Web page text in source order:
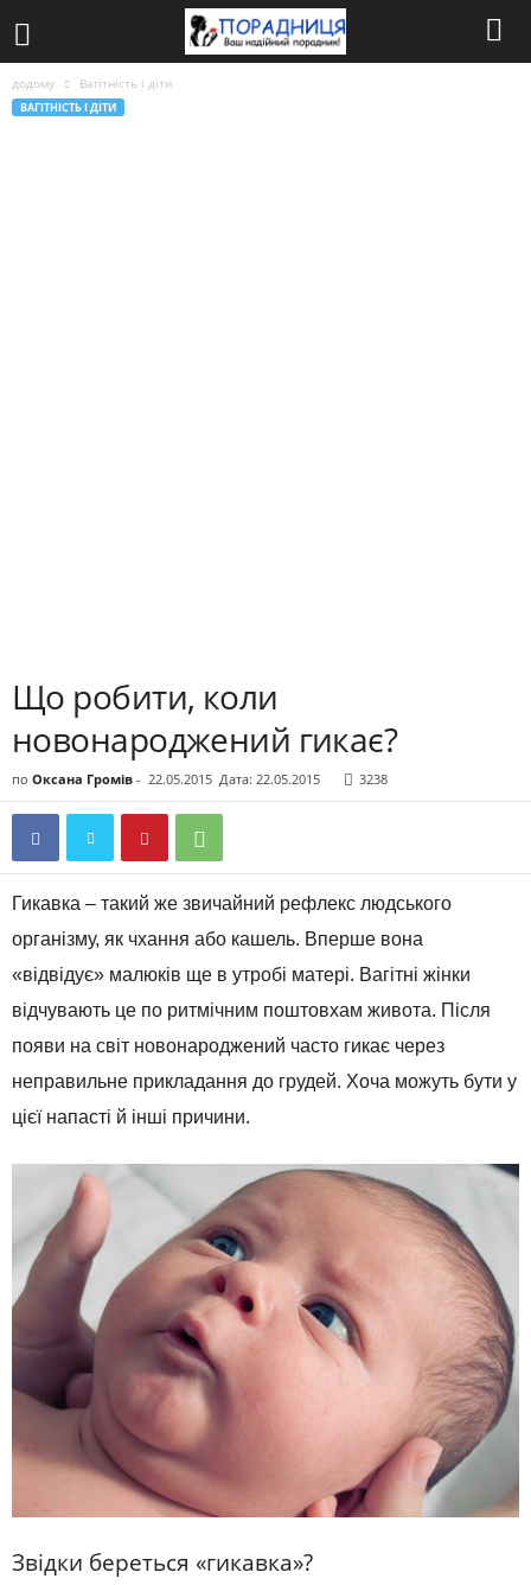
додому Вагітність і діти
ВАГІТНІСТЬ І ДІТИ
Що робити, коли
новонароджений гикає?
по Оксана Громів - 22.05.2015 Дата: 22.05.2015 3238
Гикавка – такий же звичайний рефлекс людського
організму, як чхання або кашель. Вперше вона
«відвідує» малюків ще в утробі матері. Вагітні жінки
відчувають це по ритмічним поштовхам живота. Після
появи на світ новонароджений часто гикає через
неправильне прикладання до грудей. Хоча можуть бути у
цієї напасті й інші причини.
Звідки береться «гикавка»?